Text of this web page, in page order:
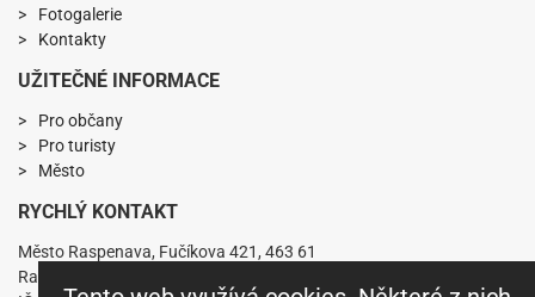
Fotogalerie
Kontakty
UŽITEČNÉ INFORMACE
Pro občany
Pro turisty
Město
RYCHLÝ KONTAKT
Město Raspenava, Fučíkova 421, 463 61
Raspenava